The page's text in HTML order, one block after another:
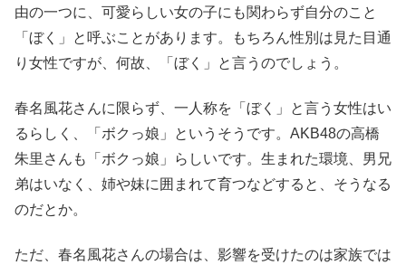
由の一つに、可愛らしい女の子にも関わらず自分のこと
「ぼく」と呼ぶことがあります。もちろん性別は見た目通
り女性ですが、何故、「ぼく」と言うのでしょう。
春名風花さんに限らず、一人称を「ぼく」と言う女性はい
るらしく、「ボクっ娘」というそうです。AKB48の高橋
朱里さんも「ボクっ娘」らしいです。生まれた環境、男兄
弟はいなく、姉や妹に囲まれて育つなどすると、そうなる
のだとか。
ただ、春名風花さんの場合は、影響を受けたのは家族では